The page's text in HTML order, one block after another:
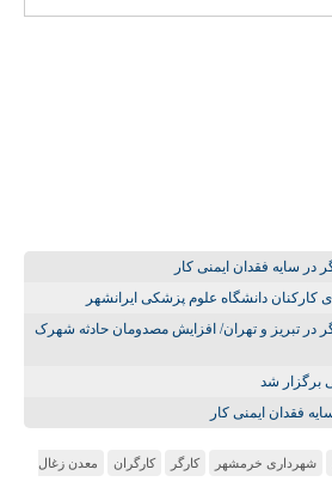
دانشگاه علوم پزشکی ایرانشهر
۲ کارگر در تبریز و تهران/ افزایش مصدومان حادثه شهرک
شهرداری خرمشهر کارگر کارگران
معدن زغال